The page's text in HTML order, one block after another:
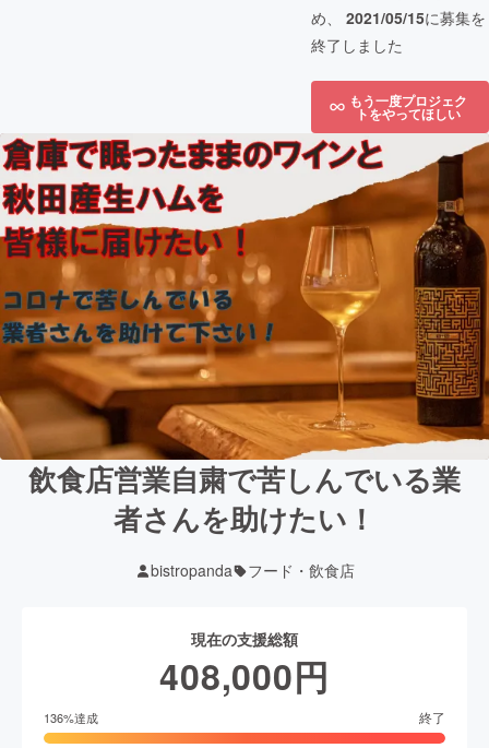
め、 2021/05/15に募集を
終了しました
もう一度プロジェク
トをやってほしい
飲食店営業自粛で苦しんでいる業
者さんを助けたい！
bistropanda フード・飲食店
現在の支援総額
408,000円
136%達成 終了